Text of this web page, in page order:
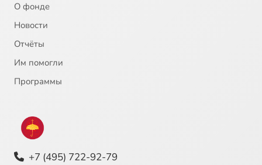
О фонде
Новости
Отчёты
Им помогли
Программы
+7 (495) 722-92-79